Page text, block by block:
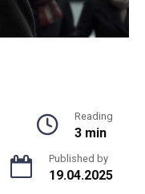
Reading
3 min
Published by
19.04.2025